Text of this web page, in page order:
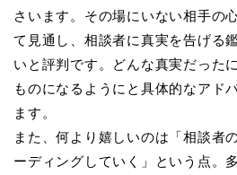
さいます。その場にいない相手の
て見通し、相談者に真実を告げる
いと評判です。どんな真実だった
ものになるようにと具体的なアド
ます。
また、何より嬉しいのは「相談者
ーディングしていく」という点。